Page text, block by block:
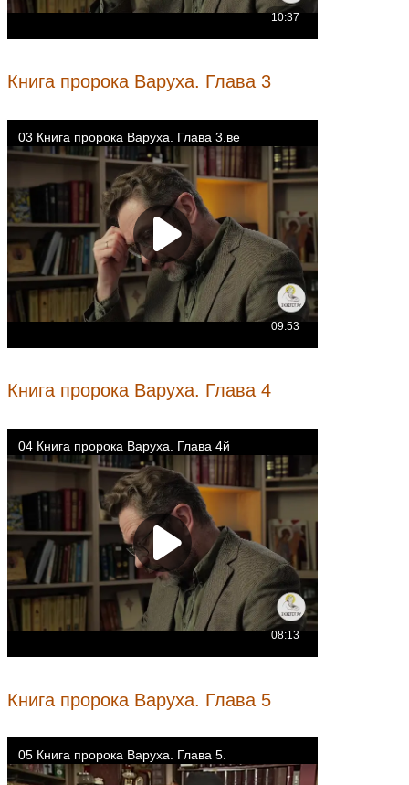
Книга пророка Варуха. Глава 3
Книга пророка Варуха. Глава 4
Книга пророка Варуха. Глава 5